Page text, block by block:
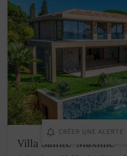
CRÉER UNE ALERTE
Villa Sainte-Maxime